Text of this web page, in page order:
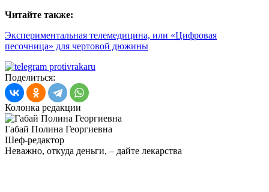
Читайте также:
Экспериментальная телемедицина, или «Цифровая
песочница» для чертовой дюжины
Поделиться:
Колонка редакции
Габай Полина Георгиевна
Шеф-редактор
Неважно, откуда деньги, – дайте лекарства